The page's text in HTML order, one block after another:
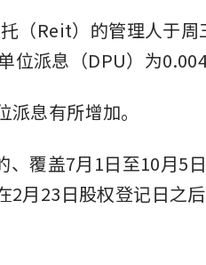
（Reit）的管理人于周
派息（DPU）为
息有所增加。
覆盖7月1日至10月5
月23日股权登记日之